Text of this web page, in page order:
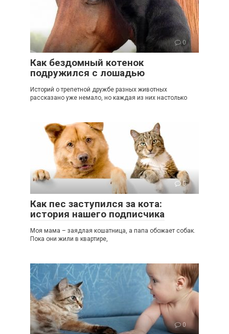
0
Как бездомный котенок
подружился с лошадью
Историй о трепетной дружбе разных животных
рассказано уже немало, но каждая из них настолько
0
Как пес заступился за кота:
история нашего подписчика
Моя мама – заядлая кошатница, а папа обожает собак.
Пока они жили в квартире,
0